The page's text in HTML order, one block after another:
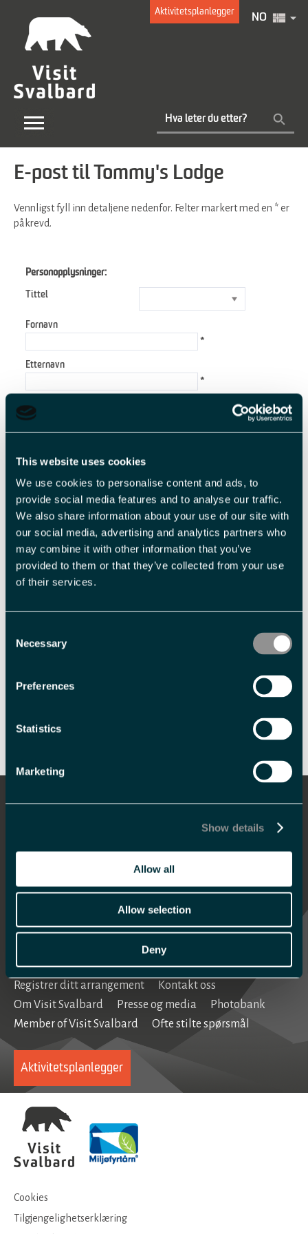
This website uses cookies
We use cookies to personalise content and ads, to
provide social media features and to analyse our traffic.
We also share information about your use of our site with
our social media, advertising and analytics partners who
may combine it with other information that you’ve
provided to them or that they’ve collected from your use
of their services.
Selection
Necessary
Preferences
Statistics
Marketing
Show details
Allow all
Allow selection
Deny
Aktivitetsplanlegger
NO
E-post til Tommy's Lodge
Vennligst fyll inn detaljene nedenfor. Felter markert med en * er
påkrevd.
Personopplysninger:
Tittel
Fornavn
*
Etternavn
*
E-postadresse
*
*
Informasjon
Hva skjer
Mat og drikke
Home
Registrer ditt arrangement
Kontakt oss
Om Visit Svalbard
Presse og media
Photobank
Member of Visit Svalbard
Ofte stilte spørsmål
Aktivitetsplanlegger
Cookies
Tilgjengelighetserklæring